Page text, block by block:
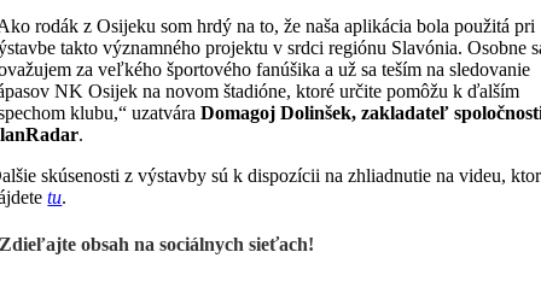
rodák z Osijeku som hrdý na to, že naša aplikácia bola použitá pri
takto významného projektu v srdci regiónu Slavónia. Osobne
za veľkého športového fanúšika a už sa teším na sledovanie
NK Osijek na novom štadióne, ktoré určite pomôžu k ďalším
klubu,“ uzatváraDomagoj Dolinšek, zakladateľ
.
skúsenosti z výstavby sú k dispozícii na zhliadnutie na videu,
tu.
Zdieľajte obsah na sociálnych sieťach!